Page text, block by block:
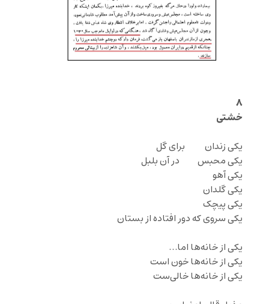
۸
خشتی
یکی زندان ‌ ‌ ‌‌ ‌‌ ‌‌‌‌ ‌‌ ‌‌ ‌‌ ‌‌برای گل
یکی محبس ‌‌ ‌ ‌‌ ‌‌‌ ‌‌ ‌ ‌‌در آن بلبل
یکی آهو
یکی گلدان
یکی پیچک
یکی سروی که دور افتاده از بستان
یکی از خانه‌ها اما…
یکی از خانه‌ها خون است
یکی از خانه‌ها خالی‌ست